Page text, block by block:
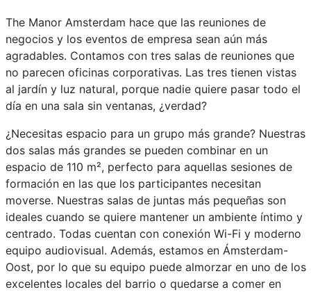
The Manor Amsterdam hace que las reuniones de
negocios y los eventos de empresa sean aún más
agradables. Contamos con tres salas de reuniones que
no parecen oficinas corporativas. Las tres tienen vistas
al jardín y luz natural, porque nadie quiere pasar todo el
día en una sala sin ventanas, ¿verdad?
¿Necesitas espacio para un grupo más grande? Nuestras
dos salas más grandes se pueden combinar en un
espacio de 110 m², perfecto para aquellas sesiones de
formación en las que los participantes necesitan
moverse. Nuestras salas de juntas más pequeñas son
ideales cuando se quiere mantener un ambiente íntimo y
centrado. Todas cuentan con conexión Wi-Fi y moderno
equipo audiovisual. Además, estamos en Ámsterdam-
Oost, por lo que su equipo puede almorzar en uno de los
excelentes locales del barrio o quedarse a comer en